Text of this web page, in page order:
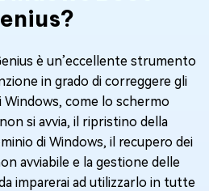
è un’eccellente strumento
in grado di correggere gli
come lo schermo
si avvia, il ripristino della
di Windows, il recupero dei
avviabile e la gestione delle
imparerai ad utilizzarlo in tutte